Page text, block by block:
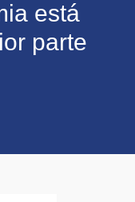
está
parte